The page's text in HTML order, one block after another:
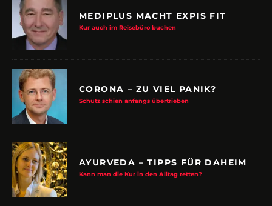
MEDIPLUS MACHT EXPIS FIT
Kur auch im Reisebüro buchen
CORONA – ZU VIEL PANIK?
Schutz schien anfangs übertrieben
AYURVEDA – TIPPS FÜR DAHEIM
Kann man die Kur in den Alltag retten?